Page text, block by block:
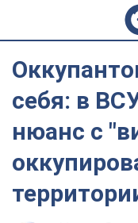
себя: в
нюанс с